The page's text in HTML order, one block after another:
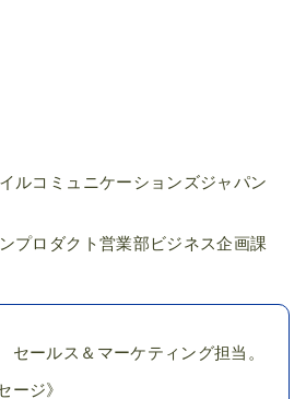
ルコミュニケーションズジャパン
プロダクト営業部ビジネス企画課
ールス＆マーケティング担当。
ージ》